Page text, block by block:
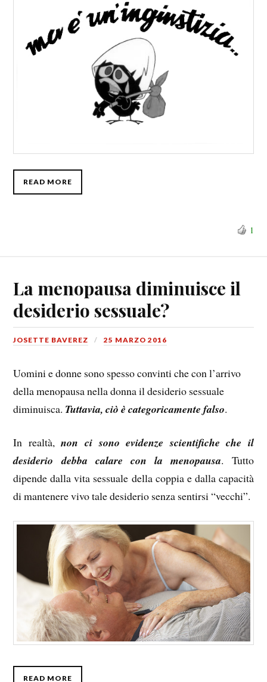
READ MORE
1
La menopausa diminuisce il
desiderio sessuale?
JOSETTE BAVEREZ 25 MARZO 2016
Uomini e donne sono spesso convinti che con l’arrivo
della menopausa nella donna il desiderio sessuale
diminuisca. Tuttavia, ciò è categoricamente falso.
In realtà,non ci sono evidenze scientifiche che il
desiderio debba calare con la menopausa. Tutto
dipende dalla vita sessuale della coppia e dalla capacità
di mantenere vivo tale desiderio senza sentirsi “vecchi”.
READ MORE